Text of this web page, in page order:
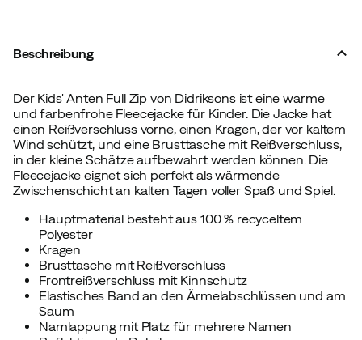
Beschreibung
Der Kids' Anten Full Zip von Didriksons ist eine warme
und farbenfrohe Fleecejacke für Kinder. Die Jacke hat
einen Reißverschluss vorne, einen Kragen, der vor kaltem
Wind schützt, und eine Brusttasche mit Reißverschluss,
in der kleine Schätze aufbewahrt werden können. Die
Fleecejacke eignet sich perfekt als wärmende
Zwischenschicht an kalten Tagen voller Spaß und Spiel.
Hauptmaterial besteht aus 100 % recyceltem
Polyester
Kragen
Brusttasche mit Reißverschluss
Frontreißverschluss mit Kinnschutz
Elastisches Band an den Ärmelabschlüssen und am
Saum
Namlappung mit Platz für mehrere Namen